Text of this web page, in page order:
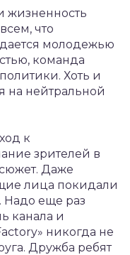
жизненность
что
молодежью
команда
Хоть и
на нейтральной
к
зрителей в
Даже
лица покидали
Надо еще раз
канала и
никогда не
Дружба ребят